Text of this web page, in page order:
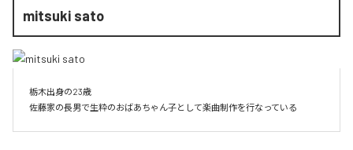
mitsuki sato
栃木出身の23歳
佐藤家の長男で生粋のおばあちゃん子として楽曲制作を行なっている